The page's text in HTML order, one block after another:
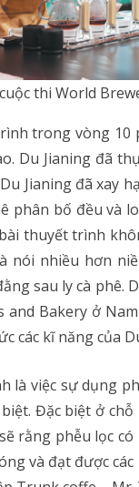
thi World
trong vòng
Du Jianing đã
Jianing đã xay
phân bố đều và
thuyết trình
nói nhiều hơn
sau ly cà phê.
and Bakery ở
các kĩ năng của
là việc sự dụng
Đặc biệt ở
rằng phễu lọc
và đạt được